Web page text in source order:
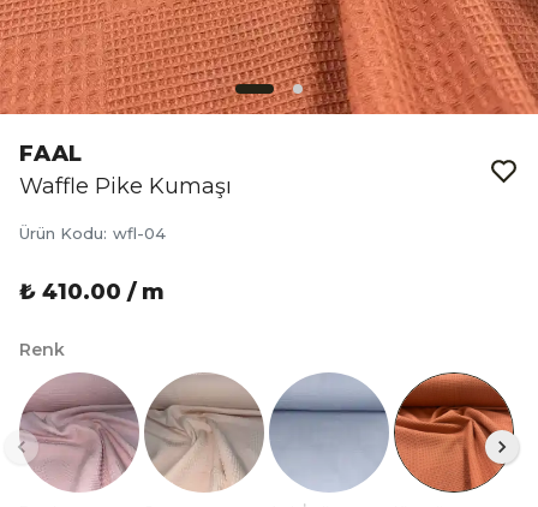
FAAL
Waffle Pike Kumaşı
Ürün Kodu: wfl-04
₺ 410.00 / m
Renk